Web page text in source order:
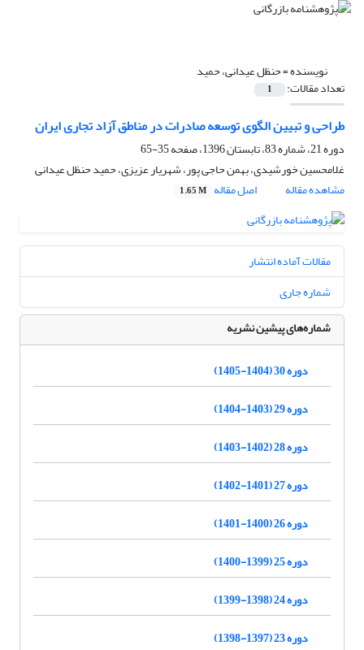
نویسنده =حنظل عیدانی، حمید
تعداد مقالات: 1
طراحی و تبیین الگوی توسعه صادرات در مناطق آزاد تجاری ایران
دوره 21، شماره 83، تابستان 1396، صفحه
35-65
غلامحسین خورشیدی، بهمن حاجی پور، شهریار عزیزی، حمید حنظل عیدانی
مشاهده مقاله
اصل مقاله 1.65 M
مقالات آماده انتشار
شماره جاری
شماره‌های پیشین نشریه
دوره 30 (1404-1405)
دوره 29 (1403-1404)
دوره 28 (1402-1403)
دوره 27 (1401-1402)
دوره 26 (1400-1401)
دوره 25 (1399-1400)
دوره 24 (1398-1399)
دوره 23 (1397-1398)